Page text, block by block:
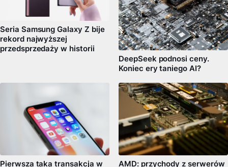
Seria Samsung Galaxy Z bije
rekord najwyższej
przedsprzedaży w historii
DeepSeek podnosi ceny.
Koniec ery taniego AI?
Pierwsza taka transakcja w
AMD: przychody z serwerów